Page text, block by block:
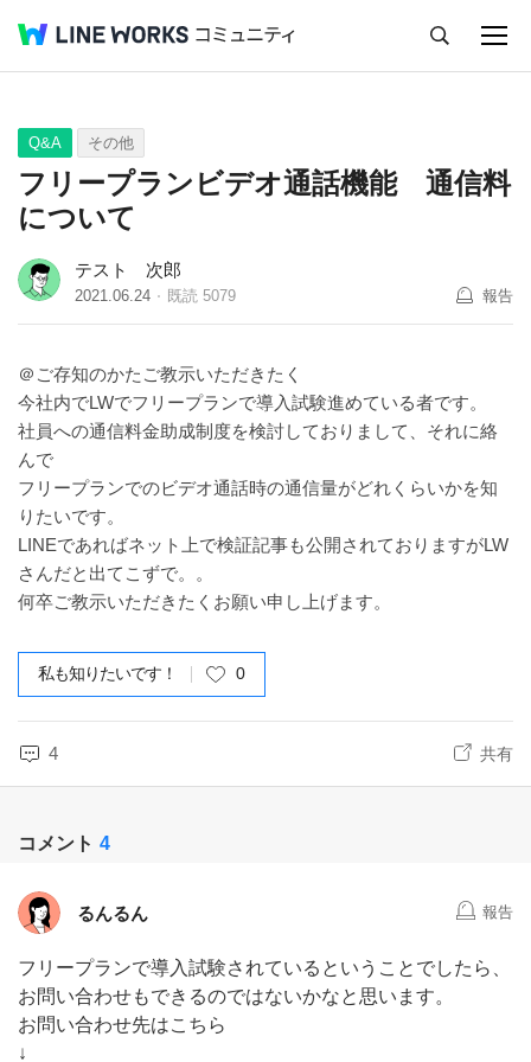
Q&A Tips Ideas
Q&A その他
フリープランビデオ通話機能 通信料
について
テスト 次郎
2021.06.24 既読 5079 報告
＠ご存知のかたご教示いただきたく
今社内でLWでフリープランで導入試験進めている者です。
社員への通信料金助成制度を検討しておりまして、それに絡
んで
フリープランでのビデオ通話時の通信量がどれくらいかを知
りたいです。
LINEであればネット上で検証記事も公開されておりますがLW
さんだと出てこずで。。
何卒ご教示いただきたくお願い申し上げます。
私も知りたいです！ 0
4 共有
コメント 4
るんるん 報告
フリープランで導入試験されているということでしたら、
お問い合わせもできるのではないかなと思います。
お問い合わせ先はこちら
↓